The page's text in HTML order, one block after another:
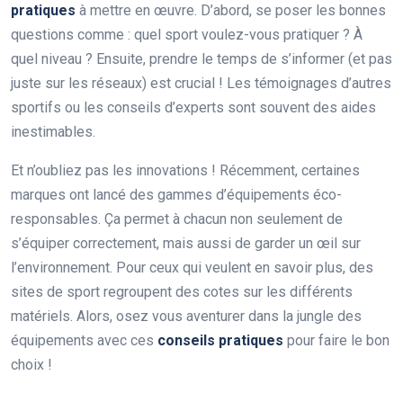
pratiques à mettre en œuvre. D’abord, se poser les bonnes
questions comme : quel sport voulez-vous pratiquer ? À
quel niveau ? Ensuite, prendre le temps de s’informer (et pas
juste sur les réseaux) est crucial ! Les témoignages d’autres
sportifs ou les conseils d’experts sont souvent des aides
inestimables.
Et n’oubliez pas les innovations ! Récemment, certaines
marques ont lancé des gammes d’équipements éco-
responsables. Ça permet à chacun non seulement de
s’équiper correctement, mais aussi de garder un œil sur
l’environnement. Pour ceux qui veulent en savoir plus, des
sites de sport regroupent des cotes sur les différents
matériels. Alors, osez vous aventurer dans la jungle des
équipements avec ces conseils pratiques pour faire le bon
choix !